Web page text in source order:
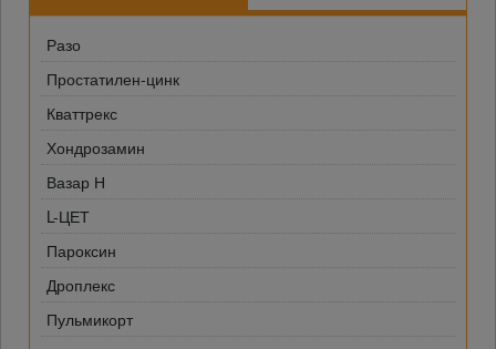
Разо
Простатилен-цинк
Кваттрекс
Хондрозамин
Вазар Н
L-ЦЕТ
Пароксин
Дроплекс
Пульмикорт